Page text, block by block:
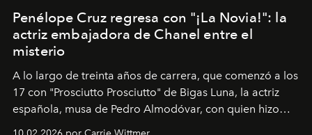
Penélope Cruz regresa con "¡La Novia!": la
actriz embajadora de Chanel entre el
misterio
A lo largo de treinta años de carrera, que comenzó a los
17 con "Prosciutto Prosciutto" de Bigas Luna, la actriz
española, musa de Pedro Almodóvar, con quien hizo